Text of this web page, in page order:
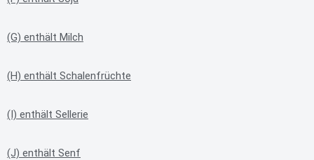
(G) enthält Milch
(H) enthält Schalenfrüchte
(I) enthält Sellerie
(J) enthält Senf